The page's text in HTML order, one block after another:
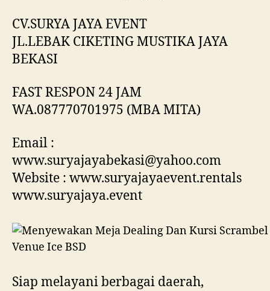
CV.SURYA JAYA EVENT
JL.LEBAK CIKETING MUSTIKA JAYA
BEKASI
FAST RESPON 24 JAM
WA.087770701975 (MBA MITA)
Email :
www.suryajayabekasi@yahoo.com
Website : www.suryajayaevent.rentals
www.suryajaya.event
Siap melayani berbagai daerah,